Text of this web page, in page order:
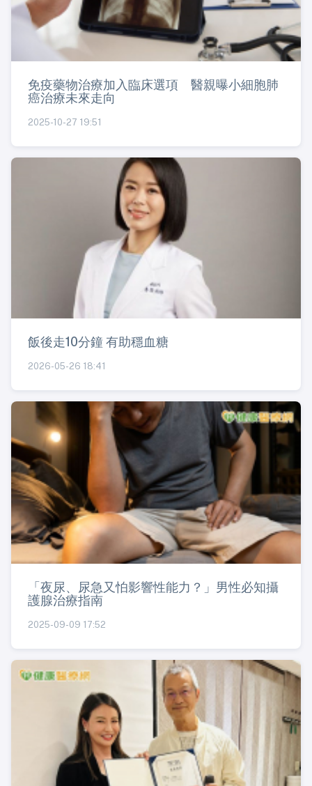
免疫藥物治療加入臨床選項 醫親曝小細胞肺
癌治療未來走向
2025-10-27 19:51
飯後走10分鐘 有助穩血糖
2026-05-26 18:41
「夜尿、尿急又怕影響性能力？」男性必知攝
護腺治療指南
2025-09-09 17:52